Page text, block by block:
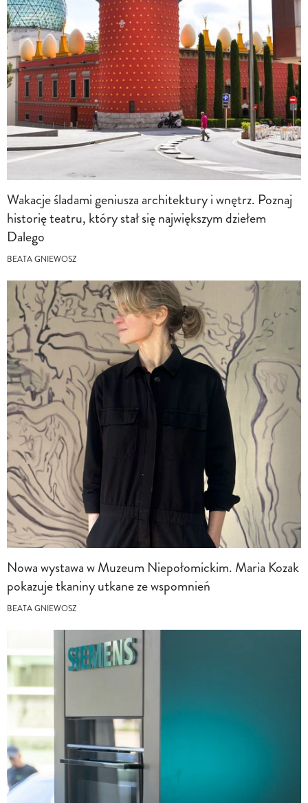
Wakacje śladami geniusza architektury i wnętrz. Poznaj
historię teatru, który stał się największym dziełem
Dalego
BEATA GNIEWOSZ
Nowa wystawa w Muzeum Niepołomickim. Maria Kozak
pokazuje tkaniny utkane ze wspomnień
BEATA GNIEWOSZ